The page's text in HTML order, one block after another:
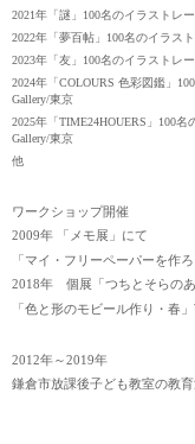
2021年「謎」100名のイラストレ
2022年「夢百帖」100名のイラス
2023年「友」100名のイラストレ
2024年「COLOURS 色彩図鑑」
Gallery/東京
2025年「TIME24HOUERS」100
Gallery/東京
他
ワークショップ開催
2009年 「メモ展」にて
「マイ・フリーペーパーを作
2018年 個展「つちとそらの
「色と形のモビール作り・春」
2012年～2019年
鎌倉市放課後子ども教室の教